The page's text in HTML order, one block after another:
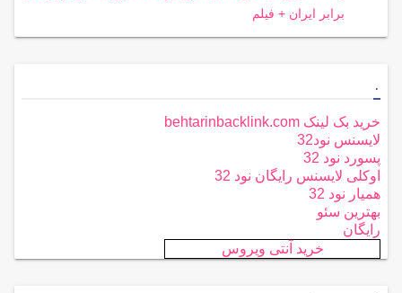
برابر ایران + فیلم
.
خرید بک لینک behtarinbacklink.com
لایسنس نود32
پسورد نود 32
اوکلی لایسنس رایگان نود 32
همیار نود 32
بهترین سئو
رایگان
خرید آنتی ویروس